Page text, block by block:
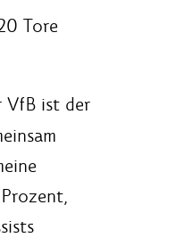
Tore
VfB ist der